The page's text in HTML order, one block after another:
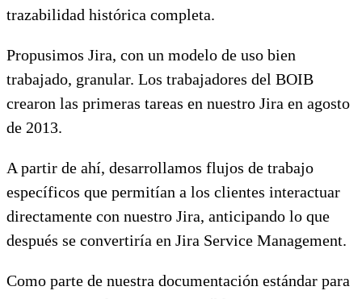
trazabilidad histórica completa.
Propusimos Jira, con un modelo de uso bien
trabajado, granular. Los trabajadores del BOIB
crearon las primeras tareas en nuestro Jira en agosto
de 2013.
A partir de ahí, desarrollamos flujos de trabajo
específicos que permitían a los clientes interactuar
directamente con nuestro Jira, anticipando lo que
después se convertiría en Jira Service Management.
Como parte de nuestra documentación estándar para